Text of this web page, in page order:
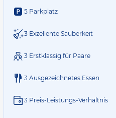
5 Parkplatz
3 Exzellente Sauberkeit
3 Erstklassig für Paare
3 Ausgezeichnetes Essen
3 Preis-Leistungs-Verhältnis